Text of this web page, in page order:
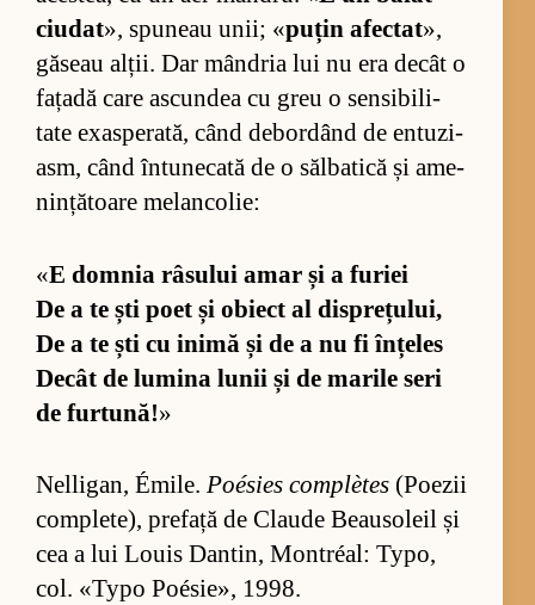
ciu­dat», spu­neau unii; «pu­țin afec­tat»,
gă­seau al­ții. Dar mân­dria lui nu era de­cât o
fa­țadă care as­cun­dea cu greu o sen­si­bi­li­
tate exas­pe­ra­tă, când de­bor­dând de en­tu­zi­
asm, când în­tu­ne­cată de o săl­ba­tică și ame­
nin­ță­toare me­lan­co­lie:
«E domnia râ­su­lui amar și a fu­riei
De a te ști poet și obiect al dis­pre­țu­lui,
De a te ști cu inimă și de a nu fi în­țe­les
De­cât de lu­mina lu­nii și de ma­rile seri
de furt­u­nă!»
Nel­li­gan, Émi­le. Poé­sies com­plètes (Po­e­zii
com­ple­te), pre­față de Cla­ude Bea­u­so­leil și
cea a lui Lo­uis Dan­tin, Montréal: Ty­po,
col. «Typo Poé­si­e», 1998.